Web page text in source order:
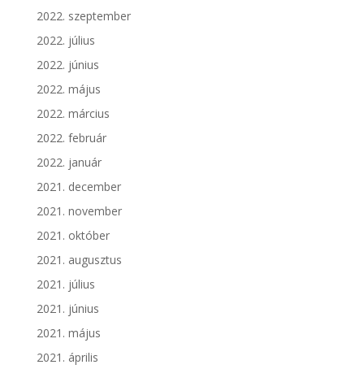
2022. szeptember
2022. július
2022. június
2022. május
2022. március
2022. február
2022. január
2021. december
2021. november
2021. október
2021. augusztus
2021. július
2021. június
2021. május
2021. április